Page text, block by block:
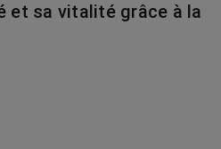
et sa vitalité grâce à la